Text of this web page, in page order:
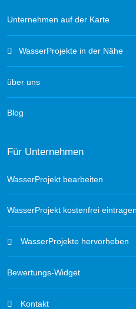
Unternehmen auf der Karte
WasserProjekte in der Nähe
über uns
Blog
Für Unternehmen
WasserProjekt bearbeiten
WasserProjekt kostenfrei eintragen
WasserProjekte hervorheben
Bewertungs-Widget
Kontakt